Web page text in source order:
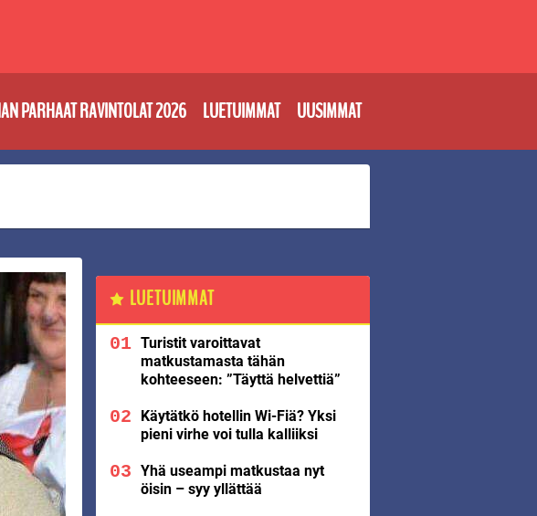
PARHAAT RAVINTOLAT 2026 LUETUIMMAT UUSIMMAT
LUETUIMMAT
Turistit varoittavat
matkustamasta tähän
kohteeseen: ”Täyttä helvettiä”
Käytätkö hotellin Wi-Fiä? Yksi
pieni virhe voi tulla kalliiksi
Yhä useampi matkustaa nyt
öisin – syy yllättää